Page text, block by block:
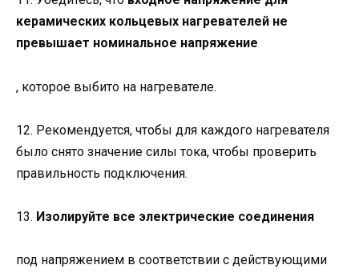
керамических кольцевых нагревателей не
превышает номинальное напряжение
, которое выбито на нагревателе.
12. Рекомендуется, чтобы для каждого нагревателя
было снято значение силы тока, чтобы проверить
правильность подключения.
13. Изолируйте все электрические соединения
под напряжением в соответствии с действующими